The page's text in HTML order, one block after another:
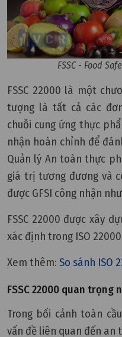
FSSC - Food
FSSC 22000 là một
tượng là tất cả các
chuỗi cung ứng thực
nhận hoàn chỉnh để
Quản lý An toàn thực
giá trị tương đương và
được GFSI công nhận như
FSSC 22000 được xây
xác định trong ISO
Xem thêm: So sánh ISO
FSSC 22000 quan trọng
Trong bối cảnh toàn
vấn đề liên quan đến an